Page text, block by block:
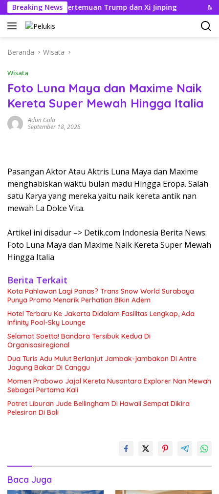
Langsung
ke
konten
Breaking News
Jelang Pertemuan Trump dan Xi Jinping
Beranda Wisata
Wisata
Foto Luna Maya dan Maxime Naik
Kereta Super Mewah Hingga Italia
Adun Gala
September 18, 2025
Pasangan Aktor Atau Aktris Luna Maya dan Maxime
menghabiskan waktu bulan madu Hingga Eropa. Salah
satu Karya yang mereka yaitu naik kereta antik nan
mewah La Dolce Vita.
Artikel ini disadur –> Detik.com Indonesia Berita News:
Foto Luna Maya dan Maxime Naik Kereta Super Mewah
Hingga Italia
Berita Terkait
Kota Pahlawan Lagi Panas? Trans Snow World Surabaya
Punya Promo Menarik Perhatian Bikin Adem
Hotel Terbaru Ke Jakarta Didalam Fasilitas Lengkap, Ada
Infinity Pool-Sky Lounge
Selamat Soetta! Bandara Tersibuk Kedua Di
Organisasiregional
Dua Turis Adu Mulut Berlanjut Jambak-jambakan Di Antre
Jagung Bakar Di Canggu
Momen Prabowo Jajal Kereta Nusantara Explorer Nan Mewah
Sebagai Pertama Kali
Potret Liburan Jude Bellingham Di Hawaii Sempat Dikira
Pelesiran Di Bali
Baca Juga